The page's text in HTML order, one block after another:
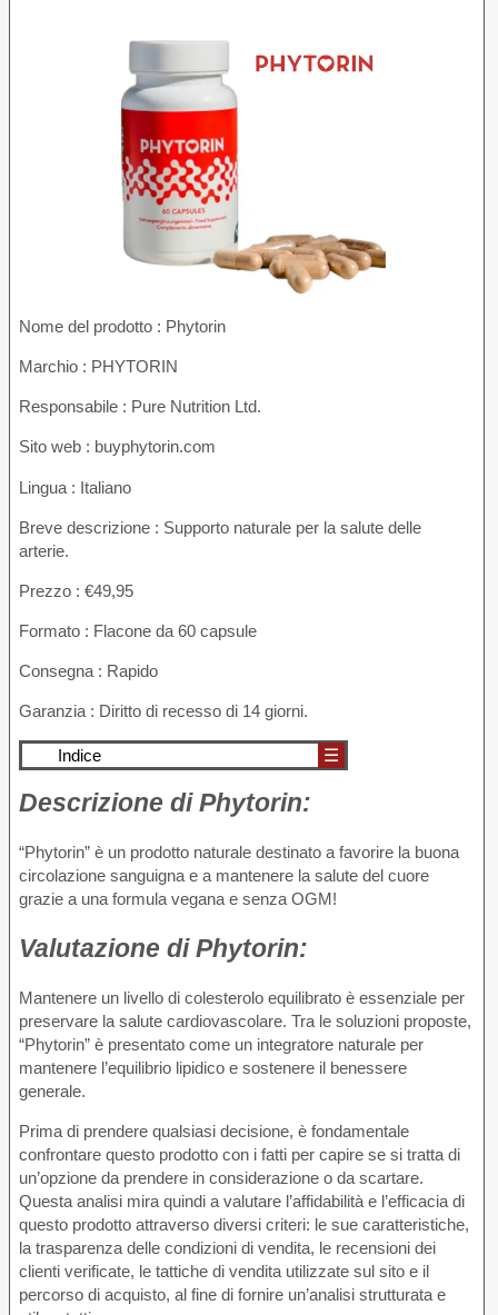
Nome del prodotto : Phytorin
Marchio : PHYTORIN
Responsabile : Pure Nutrition Ltd.
Sito web : buyphytorin.com
Lingua : Italiano
Breve descrizione : Supporto naturale per la salute delle
arterie.
Prezzo : €49,95
Formato : Flacone da 60 capsule
Consegna : Rapido
Garanzia : Diritto di recesso di 14 giorni.
Indice ☰
Descrizione diPhytorin:
“Phytorin” è un prodotto naturale destinato a favorire la buona
circolazione sanguigna e a mantenere la salute del cuore
grazie a una formula vegana e senza OGM!
Valutazione diPhytorin:
Mantenere un livello di colesterolo equilibrato è essenziale per
preservare la salute cardiovascolare. Tra le soluzioni proposte,
“Phytorin” è presentato come un integratore naturale per
mantenere l’equilibrio lipidico e sostenere il benessere
generale.
Prima di prendere qualsiasi decisione, è fondamentale
confrontare questo prodotto con i fatti per capire se si tratta di
un’opzione da prendere in considerazione o da scartare.
Questa analisi mira quindi a valutare l’affidabilità e l’efficacia di
questo prodotto attraverso diversi criteri: le sue caratteristiche,
la trasparenza delle condizioni di vendita, le recensioni dei
clienti verificate, le tattiche di vendita utilizzate sul sito e il
percorso di acquisto, al fine di fornire un’analisi strutturata e